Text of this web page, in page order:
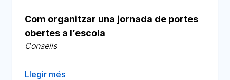
Com organitzar una jornada de portes
obertes a l’escola
Consells
Llegir més